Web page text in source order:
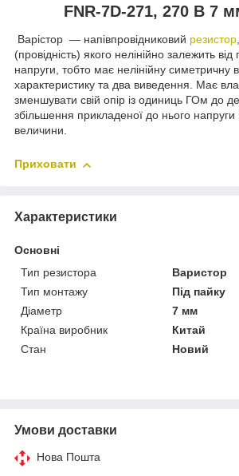
FNR-7D-271, 270 В 7
Варістор — напівпровідниковий резистор
(провідність) якого нелінійно залежить
напруги, тобто має нелінійну симетричну
характеристику та два виведення. Має
зменшувати свій опір із одиниць ГОм до
збільшення прикладеної до нього
величини.
Приховати
Характеристики
Основні
Тип резистора
Варистор
Тип монтажу
Під пайку
Діаметр
7 мм
Країна виробник
Китай
Стан
Новий
Умови доставки
Нова Пошта